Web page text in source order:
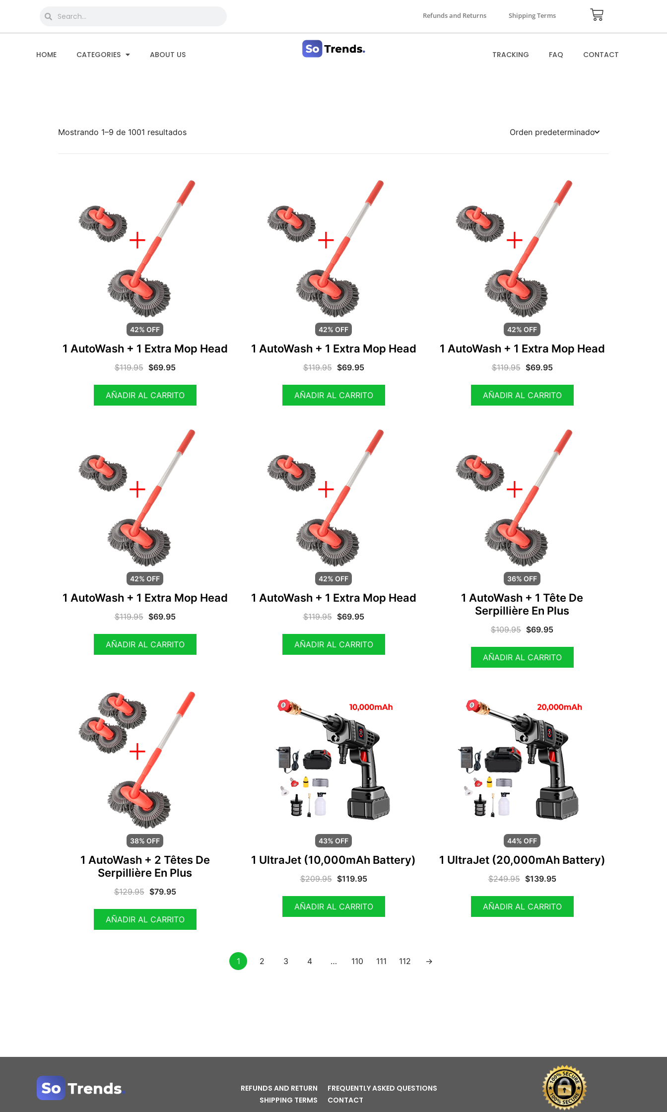
Refunds and Returns Shipping Terms
HOME CATEGORIES ABOUT US TRACKING FAQ CONTACT
Mostrando 1–9 de 1001 resultados
42% OFF
1 AutoWash + 1 Extra Mop Head
$119.95 $69.95
AÑADIR AL CARRITO
42% OFF
1 AutoWash + 1 Extra Mop Head
$119.95 $69.95
AÑADIR AL CARRITO
42% OFF
1 AutoWash + 1 Extra Mop Head
$119.95 $69.95
AÑADIR AL CARRITO
42% OFF
1 AutoWash + 1 Extra Mop Head
$119.95 $69.95
AÑADIR AL CARRITO
42% OFF
1 AutoWash + 1 Extra Mop Head
$119.95 $69.95
AÑADIR AL CARRITO
36% OFF
1 AutoWash + 1 Tête De
Serpillière En Plus
$109.95 $69.95
AÑADIR AL CARRITO
38% OFF
1 AutoWash + 2 Têtes De
Serpillière En Plus
$129.95 $79.95
AÑADIR AL CARRITO
43% OFF
1 UltraJet (10,000mAh Battery)
$209.95 $119.95
AÑADIR AL CARRITO
44% OFF
1 UltraJet (20,000mAh Battery)
$249.95 $139.95
AÑADIR AL CARRITO
1 2 3 4 … 110 111 112 →
REFUNDS AND RETURN
SHIPPING TERMS
FREQUENTLY ASKED QUESTIONS
CONTACT